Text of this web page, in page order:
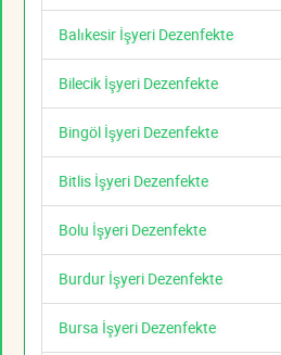
Balıkesir İşyeri Dezenfekte
Bilecik İşyeri Dezenfekte
Bingöl İşyeri Dezenfekte
Bitlis İşyeri Dezenfekte
Bolu İşyeri Dezenfekte
Burdur İşyeri Dezenfekte
Bursa İşyeri Dezenfekte